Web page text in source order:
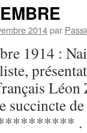
2014par
1914 :
succincte
********** .